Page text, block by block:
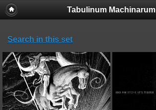
Tabulinum Machinarum
Search in this set